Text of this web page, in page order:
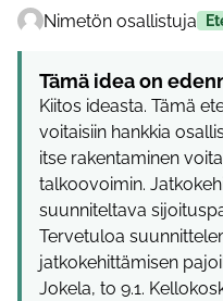
Nimetön osallistuja
Tämä idea on
Kiitos ideasta. Tämä
voitaisiin hankkia
itse rakentaminen
talkoovoimin.
suunniteltava
Tervetuloa
jatkokehittämisen
Jokela, to 9.1.